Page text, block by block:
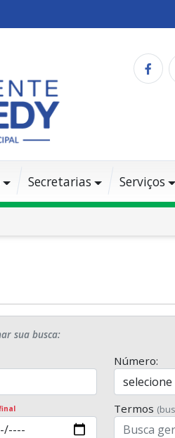
Secretarias Serviços
sua busca:
Número:
Termos